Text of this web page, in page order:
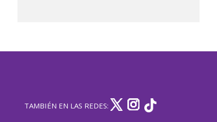
TAMBIÉN EN LAS REDES: